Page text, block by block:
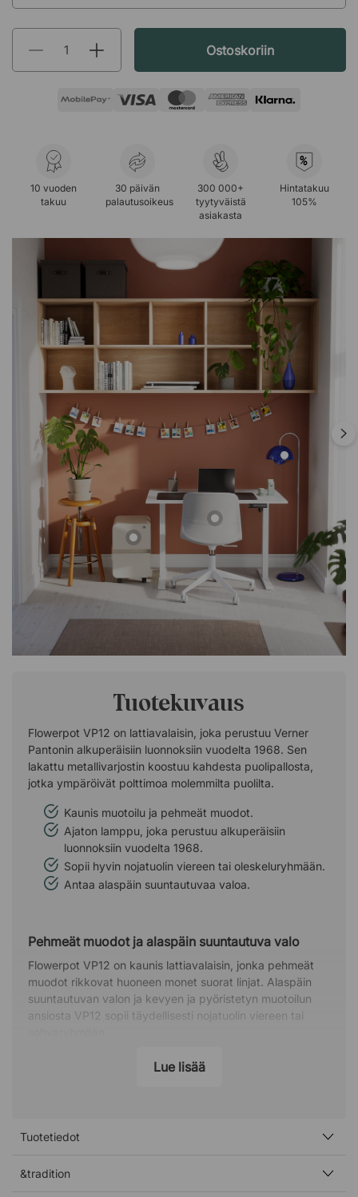
Ostoskoriin
10 vuoden
takuu
30 päivän
palautusoikeus
300 000+
tyytyväistä
asiakasta
%
Hintatakuu
105%
Tuotekuvaus
Flowerpot VP12 on lattiavalaisin, joka perustuu Verner
Pantonin alkuperäisiin luonnoksiin vuodelta 1968. Sen
lakattu metallivarjostin koostuu kahdesta puolipallosta,
jotka ympäröivät polttimoa molemmilta puolilta.
Kaunis muotoilu ja pehmeät muodot.
Ajaton lamppu, joka perustuu alkuperäisiin
luonnoksiin vuodelta 1968.
Sopii hyvin nojatuolin viereen tai oleskeluryhmään.
Antaa alaspäin suuntautuvaa valoa.
Pehmeät muodot ja alaspäin suuntautuva valo
Flowerpot VP12 on kaunis lattiavalaisin, jonka pehmeät
muodot rikkovat huoneen monet suorat linjat. Alaspäin
suuntautuvan valon ja kevyen ja pyöristetyn muotoilun
ansiosta VP12 sopii täydellisesti nojatuolin viereen tai
Flowerpot – rauhallinen valaisinsarja
riippuvalaisimista, kattovalaisimista ja pöytävalaisimista –
Lue lisää
Tuotetiedot
&tradition